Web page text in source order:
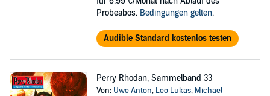
Probeabos. Bedingungen gelten.
Audible Standard kostenlos testen
Perry Rhodan, Sammelband 33
Von: Uwe Anton, Leo Lukas, Michael